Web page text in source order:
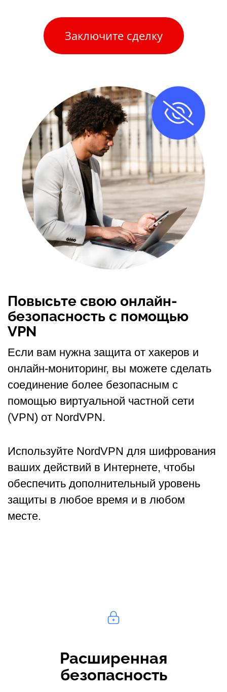
Заключите сделку
Повысьте свою онлайн-
безопасность с помощью
VPN
Если вам нужна защита от хакеров и
онлайн-мониторинг, вы можете сделать
соединение более безопасным с
помощью виртуальной частной сети
(VPN) от NordVPN.
Используйте NordVPN для шифрования
ваших действий в Интернете, чтобы
обеспечить дополнительный уровень
защиты в любое время и в любом
месте.
Расширенная
безопасность